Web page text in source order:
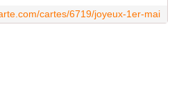
cartes/6719/joyeux-1er-mai